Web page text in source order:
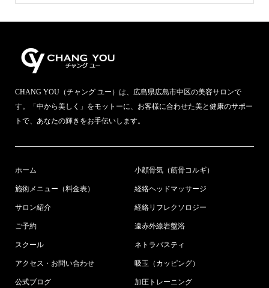
CHANG YOU（チャング ユー）は、広島県広島市中区の美容サロンで
す。「中から美しく」をモットーに、お客様に合わせた美と健康のサポー
トで、あなたの輝きをお手伝いします。
ホーム
施術メニュー（料金表）
サロン紹介
ご予約
スクール
アクセス・お問い合わせ
公式ブログ
小顔骨気（筋骨コルギ）
経絡ヘッドマッサージ
経絡リフレクソロジー
遠赤外線岩盤浴
ネトラバスティ
吸玉（カッピング）
加圧トレーニング